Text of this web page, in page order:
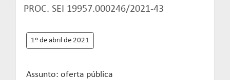
PROC. SEI 19957.000246/2021-43
1º de abril de 2021
Assunto: oferta pública